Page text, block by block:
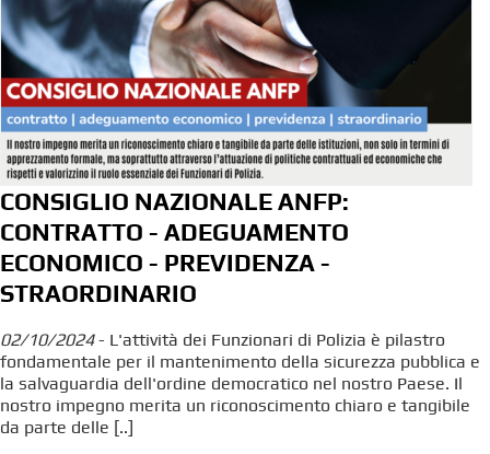
CONSIGLIO NAZIONALE ANFP:
CONTRATTO - ADEGUAMENTO
ECONOMICO - PREVIDENZA -
STRAORDINARIO
02/10/2024- L'attività dei Funzionari di Polizia è pilastro
fondamentale per il mantenimento della sicurezza pubblica e
la salvaguardia dell'ordine democratico nel nostro Paese. Il
nostro impegno merita un riconoscimento chiaro e tangibile
da parte delle [..]